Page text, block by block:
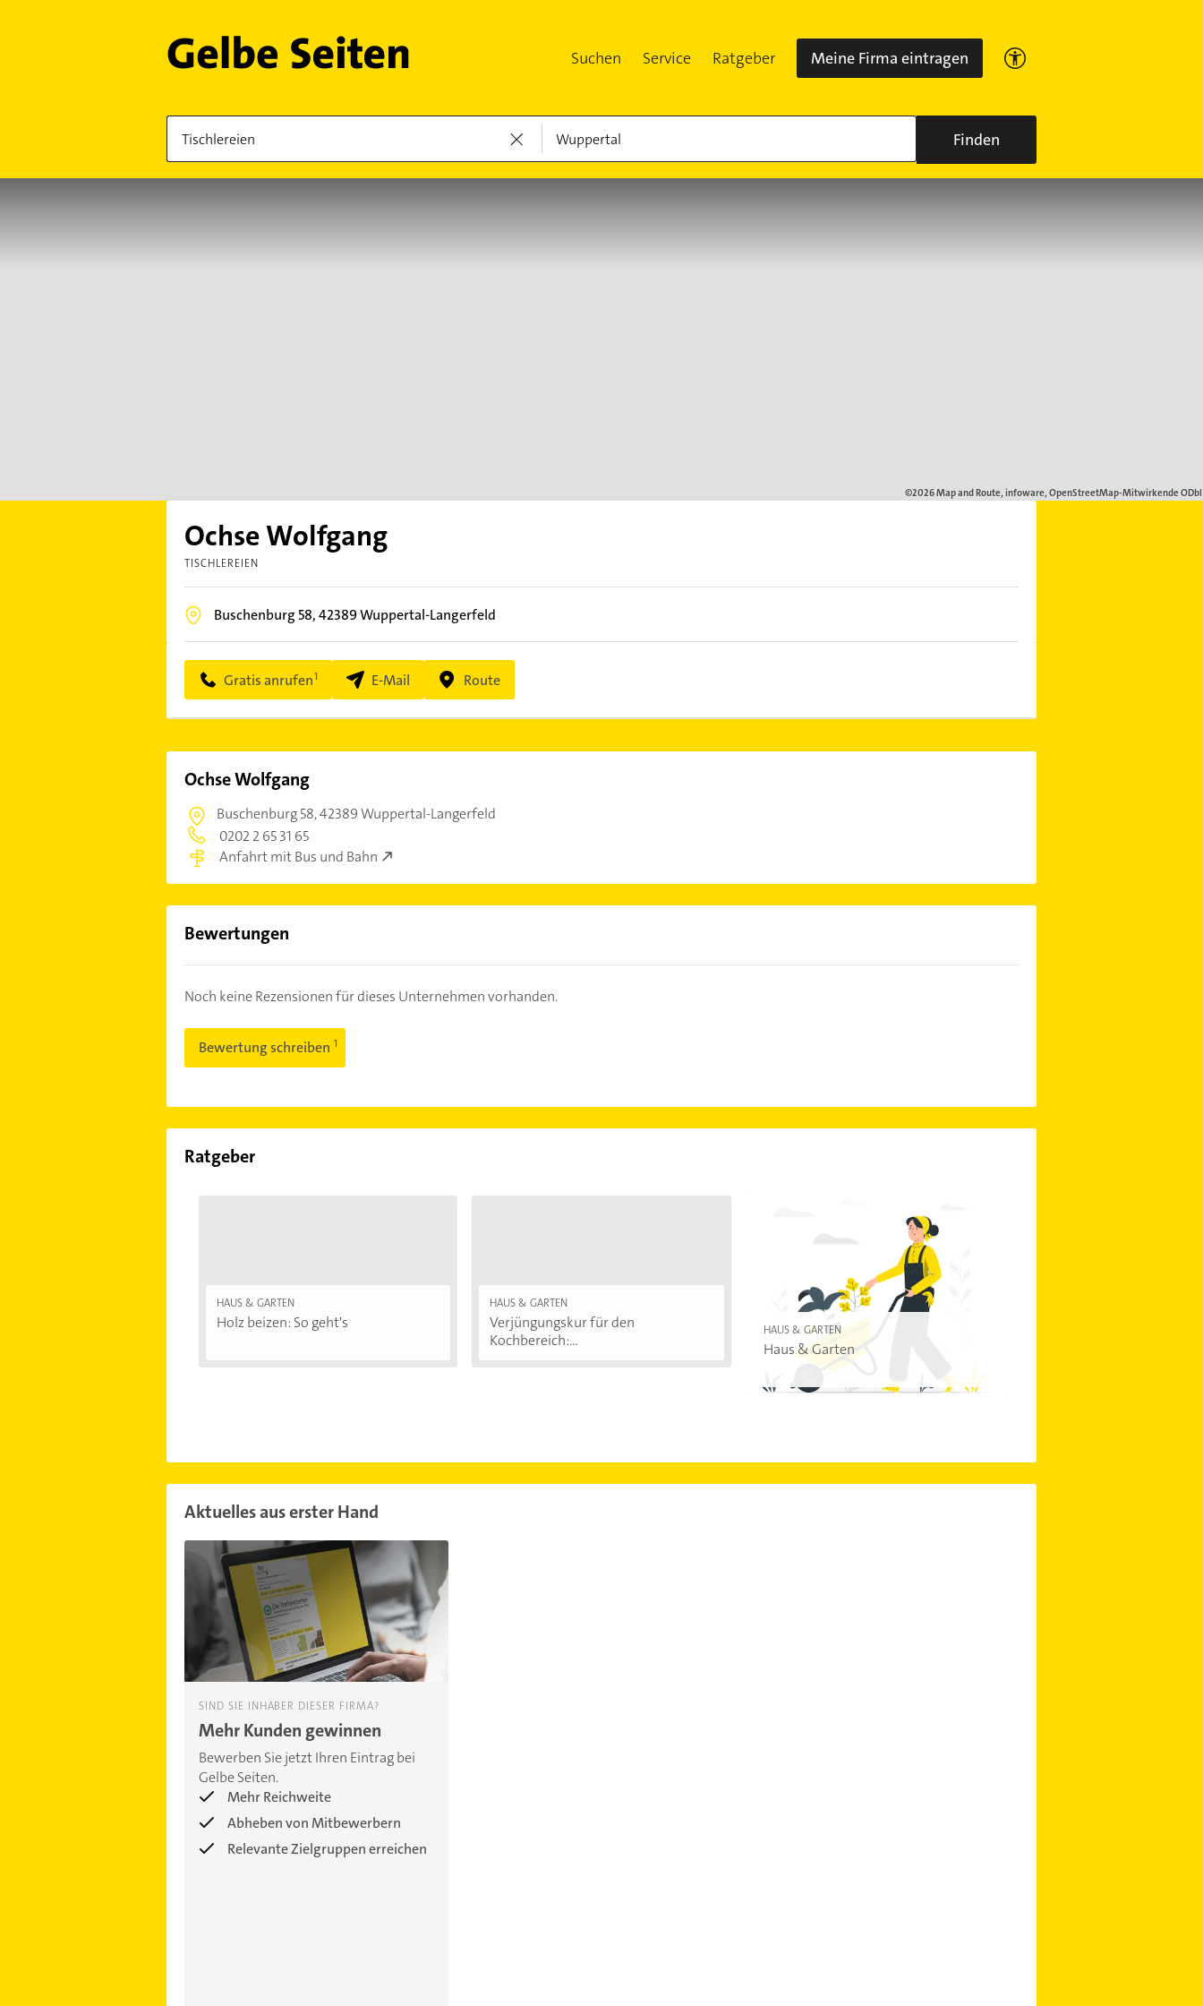
Suchen Service Ratgeber Meine Firma eintragen
Finden
Ochse Wolfgang
TISCHLEREIEN
Buschenburg 58,42389Wuppertal-Langerfeld
Gratis anrufen E-Mail Route
Ochse Wolfgang
Buschenburg 58,42389 Wuppertal-Langerfeld
0202 2 65 31 65
Anfahrt mit Bus und Bahn
Bewertungen
Noch keine Rezensionen für dieses Unternehmen vorhanden.
Bewertung schreiben
Ratgeber
HAUS & GARTEN
Holz beizen: So geht's
HAUS & GARTEN
Verjüngungskur für den
Kochbereich:...
HAUS & GARTEN
Haus & Garten
Aktuelles aus erster Hand
SIND SIE INHABER DIESER FIRMA?
Mehr Kunden gewinnen
Bewerben Sie jetzt Ihren Eintrag bei
Gelbe Seiten.
Mehr Reichweite
Abheben von Mitbewerbern
Relevante Zielgruppen erreichen